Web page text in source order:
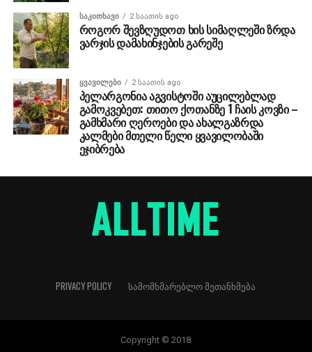
ᲡᲐᲙᲘᲗᲮᲐᲕᲘ 2 საათის ago
როგორ შევზღუდოთ ხის სიმაღლეში ზრდა
ვარჯის დამახინჯების გარეშე
ᲧᲕᲐᲕᲘᲚᲔᲑᲘ 2 საათის ago
პელარგონია აგვისტოში აუცილებლად
გამოკვებეთ: თითო ქოთანზე 1 ჩაის კოვზი –
გამხმარი ღეროები და ახალგაზრდა
კალმები მთელი წელი ყვავილობაში
ეჯიბრება
PRIVACY POLICY ᲡᲐᲛᲝᲛᲮᲛᲐᲠᲔᲑᲚᲝ ᲨᲔᲗᲐᲜᲮᲛᲔᲑᲐ
Copyright © 2018